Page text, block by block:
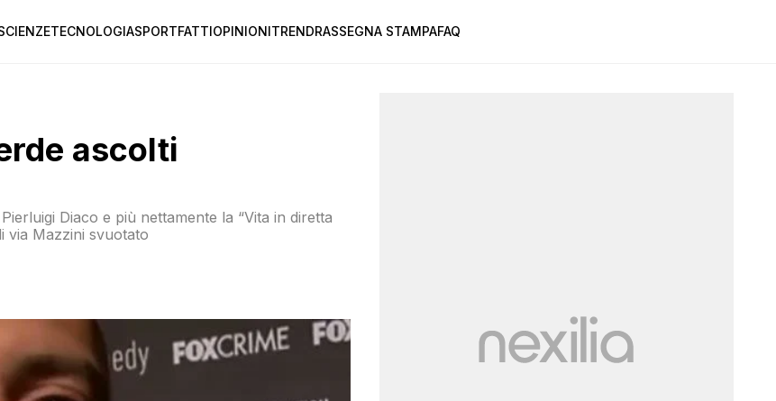
TECNOLOGIASPORTFATTIOPINIONITRENDRASSEGNA STAMPAFAQ
ascolti
Diaco e più nettamente la “Vita in diretta
via Mazzini svuotato